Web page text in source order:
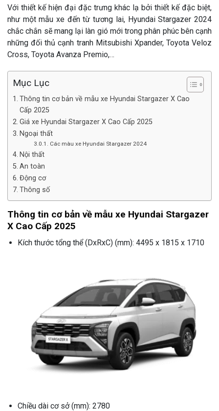
Với thiết kế hiện đại đặc trưng khác lạ bởi thiết kế đặc biệt,
như một mẫu xe đến từ tương lai, Hyundai Stargazer 2024
chắc chắn sẽ mang lại làn gió mới trong phân phúc bên cạnh
những đối thủ cạnh tranh Mitsubishi Xpander, Toyota Veloz
Cross, Toyota Avanza Premio,…
Mục Lục
Thông tin cơ bản về mẫu xe Hyundai Stargazer X Cao
Cấp 2025
Giá xe Hyundai Stargazer X Cao Cấp 2025
Ngoại thất
Các màu xe Hyundai Stargazer 2024
Nội thất
An toàn
Động cơ
Thông số
Thông tin cơ bản về mẫu xe Hyundai Stargazer
X Cao Cấp 2025
Kích thước tổng thể (DxRxC) (mm): 4495 x 1815 x 1710
Chiều dài cơ sở (mm): 2780